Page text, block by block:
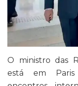
O ministro das
está em Paris